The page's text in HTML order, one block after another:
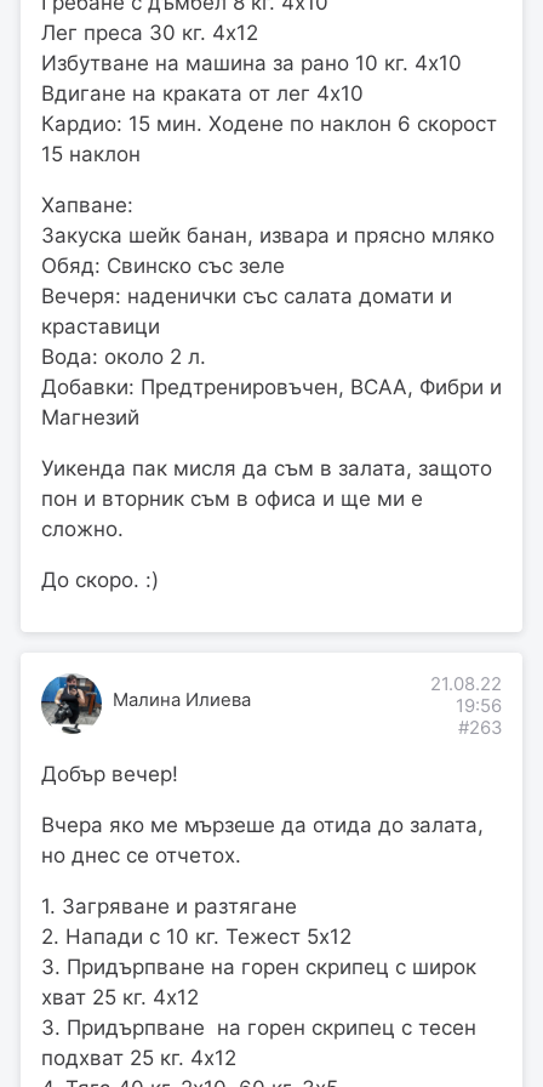
Лег преса 30 кг. 4х12
Избутване на машина за рано 10 кг. 4х10
Вдигане на краката от лег 4х10
Кардио: 15 мин. Ходене по наклон 6 скорост
15 наклон
Хапване:
Закуска шейк банан, извара и прясно мляко
Обяд: Свинско със зеле
Вечеря: наденички със салата домати и
краставици
Вода: около 2 л.
Добавки: Предтренировъчен, BCAA, Фибри и
Магнезий
Уикенда пак мисля да съм в залата, защото
пон и вторник съм в офиса и ще ми е
сложно.
До скоро. :)
Малина Илиева
21.08.22
19:56
#263
Добър вечер!
Вчера яко ме мързеше да отида до залата,
но днес се отчетох.
1. Загряване и разтягане
2. Напади с 10 кг. Тежест 5х12
3. Придърпване на горен скрипец с широк
хват 25 кг. 4х12
3. Придърпване на горен скрипец с тесен
подхват 25 кг. 4х12